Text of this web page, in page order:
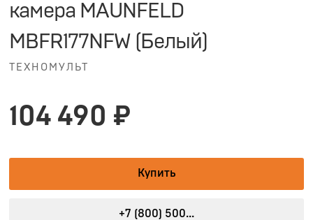
камера MAUNFELD
MBFR177NFW (Белый)
ТЕХНОМУЛЬТ
104 490 ₽
Купить
+7 (800) 500...